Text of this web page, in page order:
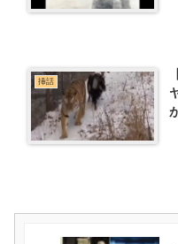
挿話